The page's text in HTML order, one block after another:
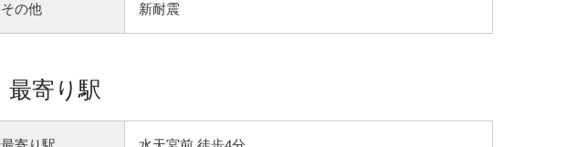
その他 新耐震
最寄り駅